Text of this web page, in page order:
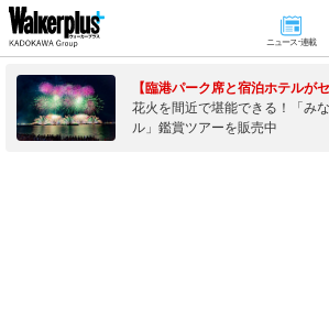
ニュース･連載
【臨港パーク席と宿泊ホテルがセ
花火を間近で堪能できる！「み
ル」鑑賞ツアーを販売中